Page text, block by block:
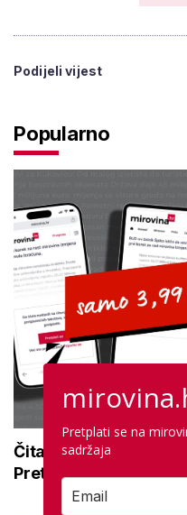
Podijeli vijest
Popularno
Čitajte mirovina.hr
Pretplatite se za
Pretplati se na
sadržaja